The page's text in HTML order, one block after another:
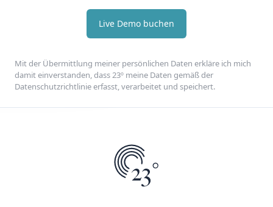
Live Demo buchen
Mit der Übermittlung meiner persönlichen Daten erkläre ich mich
damit einverstanden, dass 23º meine Daten gemäß der
Datenschutzrichtlinie erfasst, verarbeitet und speichert.